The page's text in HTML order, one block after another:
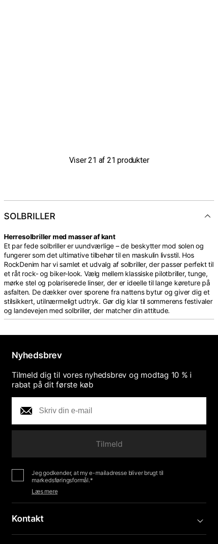
Viser21 af 21 produkter
SOLBRILLER
Herresolbriller med masser af kant
Et par fede solbriller er uundværlige – de beskytter mod solen og
fungerer som det ultimative tilbehør til en maskulin livsstil. Hos
RockDenim har vi samlet et udvalg af solbriller, der passer perfekt til
et råt rock- og biker-look. Vælg mellem klassiske pilotbriller, tunge,
mørke stel og polariserede linser, der er ideelle til lange køreture på
asfalten. De dækker over sporene fra nattens bytur og giver dig et
stilsikkert, utilnærmeligt udtryk. Gør dig klar til sommerens festivaler
og landevejen med solbriller, der matcher din attitude.
Nyhedsbrev
Tilmeld dig til vores nyhedsbrev og modtag 10 % i
rabat på dit første køb
Tilmeld
Jeg godkender, at my e-mailadresse bliver brugt til
markedsføringsformål.*
Læs mere
Kontakt